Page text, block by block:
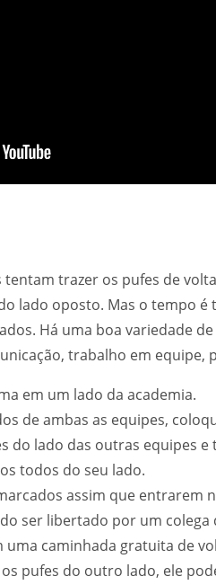
tentam trazer os pufes de
lado oposto. Mas o tempo
Há uma boa variedade
trabalho em equipe,
em um lado da academia.
de ambas as equipes,
do lado das outras equipes
todos do seu lado.
assim que entrarem
ser libertado por um
uma caminhada gratuita de
pufes do outro lado, ele